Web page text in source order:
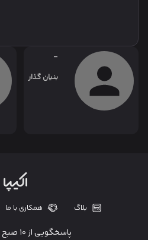
-
بنیان گذار
بلاگ همکاری با ما
پاسخگویی از ۱۰ صبح تا ۱۰:۳۰ شب